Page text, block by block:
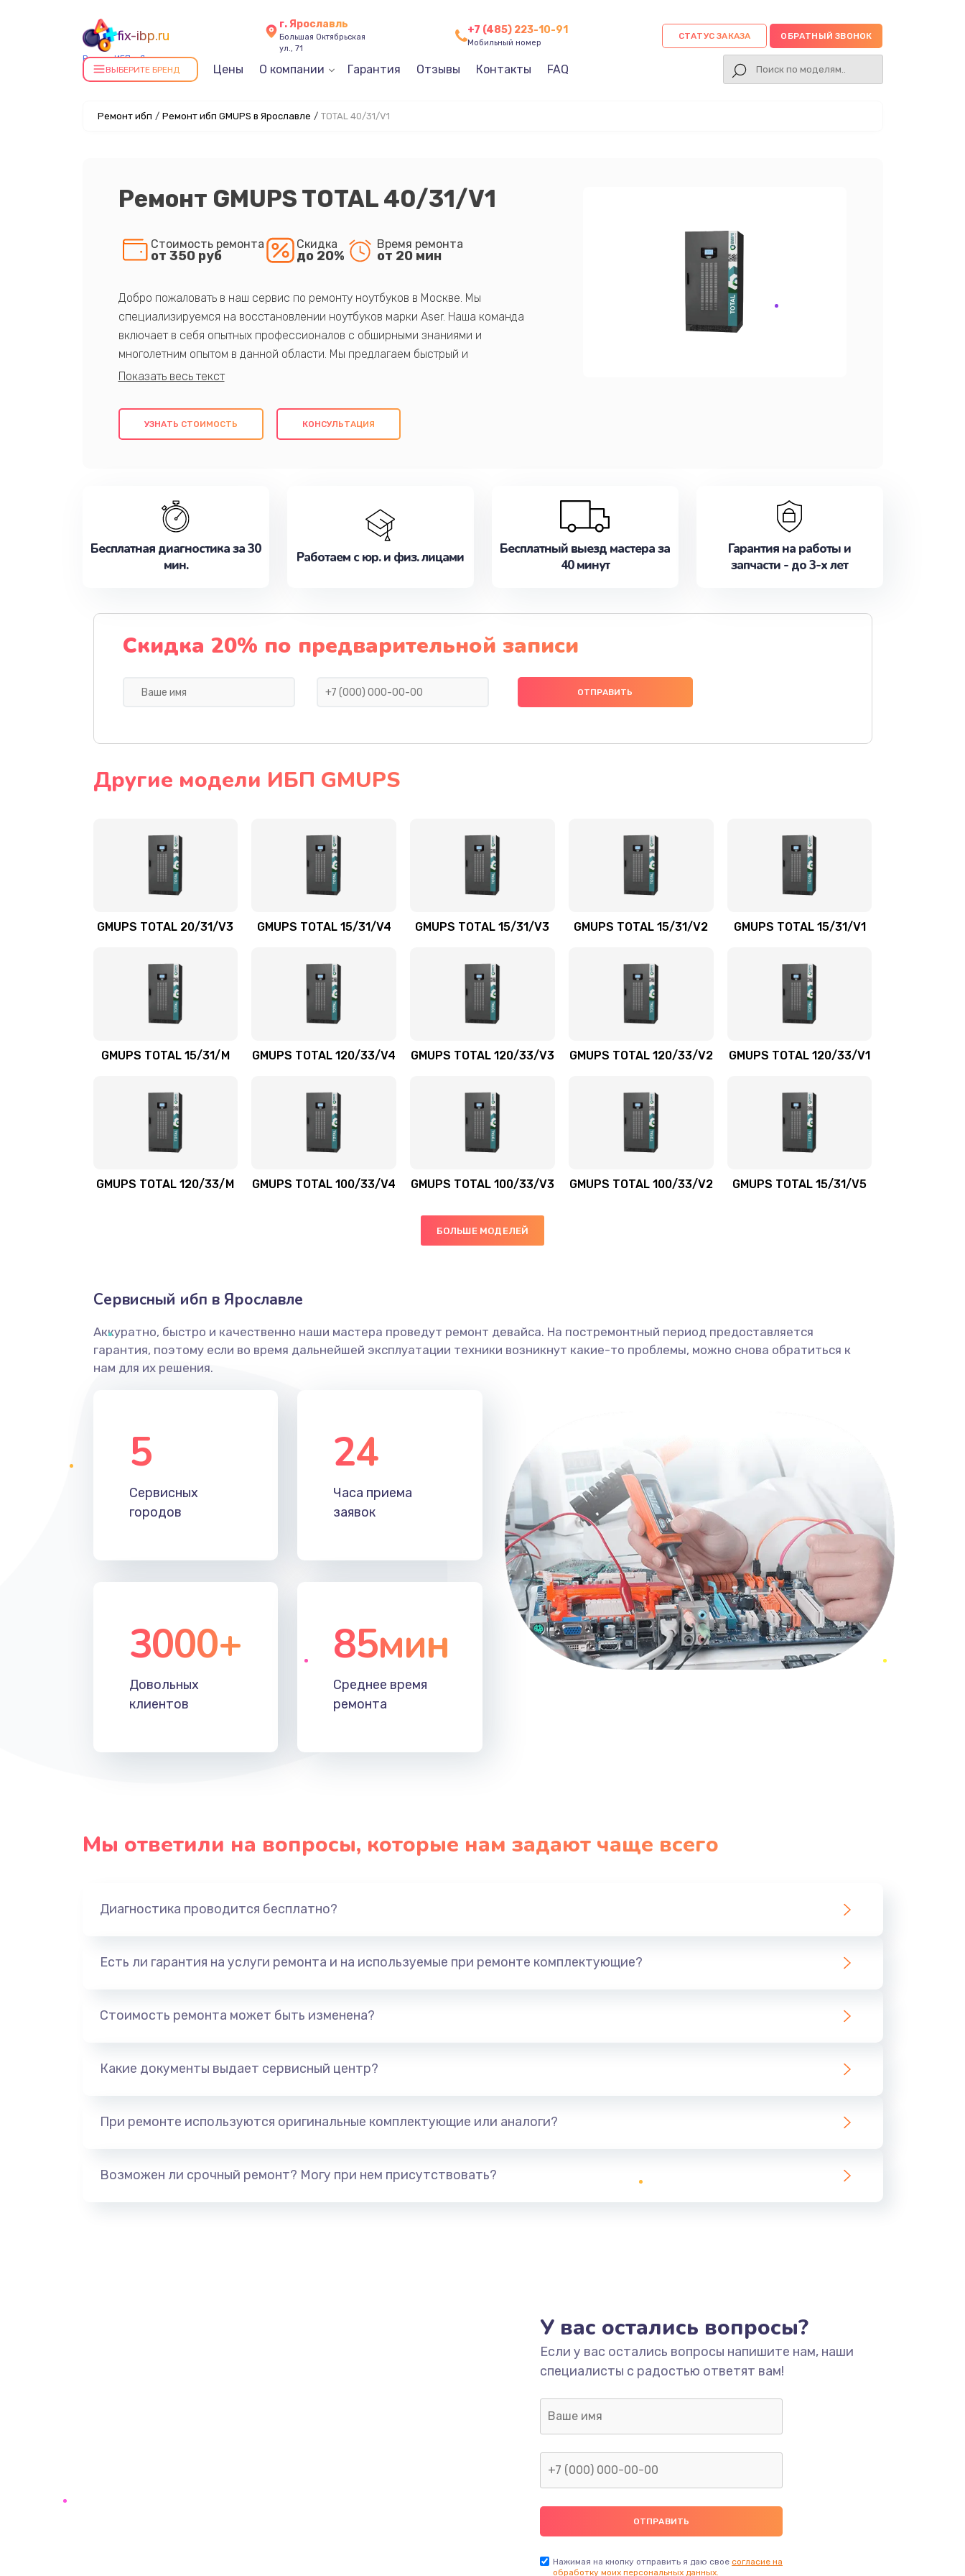
fix-ibp.ru
Ремонт ИБП в Ярославле
г. Ярославль
Большая Октябрьская
ул., 71
+7 (485) 223-10-91
Мобильный номер
СТАТУС ЗАКАЗА ОБРАТНЫЙ ЗВОНОК
ВЫБЕРИТЕ БРЕНД Цены О компании Гарантия Отзывы Контакты FAQ
Ремонт ибп / Ремонт ибп GMUPS в Ярославле / TOTAL 40/31/V1
Ремонт GMUPS TOTAL 40/31/V1
Стоимость ремонта
от 350 руб
Скидка
до 20%
Время ремонта
от 20 мин
Добро пожаловать в наш сервис по ремонту ноутбуков в Москве. Мы
специализируемся на восстановлении ноутбуков марки Aser. Наша команда
включает в себя опытных профессионалов с обширными знаниями и
многолетним опытом в данной области. Мы предлагаем быстрый и
качественный ремонт с использованием оригинальных компонентов, а также
клиентам надежное и профессиональное обслуживание, удовлетворяя их
потребности наилучшим образом. Не медлите записаться на ремонт уже
УЗНАТЬ СТОИМОСТЬ КОНСУЛЬТАЦИЯ
Бесплатная диагностика за 30
мин.
Работаем с юр. и физ. лицами
Бесплатный выезд мастера за
40 минут
Гарантия на работы и
запчасти - до 3-х лет
Скидка 20% по предварительной записи
Другие модели ИБП GMUPS
GMUPS TOTAL 20/31/V3 GMUPS TOTAL 15/31/V4 GMUPS TOTAL 15/31/V3 GMUPS TOTAL 15/31/V2 GMUPS TOTAL 15/31/V1
GMUPS TOTAL 15/31/M GMUPS TOTAL 120/33/V4 GMUPS TOTAL 120/33/V3 GMUPS TOTAL 120/33/V2 GMUPS TOTAL 120/33/V1
GMUPS TOTAL 120/33/M GMUPS TOTAL 100/33/V4 GMUPS TOTAL 100/33/V3 GMUPS TOTAL 100/33/V2 GMUPS TOTAL 15/31/V5
БОЛЬШЕ МОДЕЛЕЙ
Сервисный ибп в Ярославле
Аккуратно, быстро и качественно наши мастера проведут ремонт девайса. На постремонтный период предоставляется
гарантия, поэтому если во время дальнейшей эксплуатации техники возникнут какие-то проблемы, можно снова обратиться к
нам для их решения.
5
Сервисных
городов
24
Часа приема
заявок
3000+
Довольных
клиентов
85мин
Среднее время
ремонта
Мы ответили на вопросы, которые нам задают чаще всего
Диагностика проводится бесплатно?
Есть ли гарантия на услуги ремонта и на используемые при ремонте комплектующие?
Стоимость ремонта может быть изменена?
Какие документы выдает сервисный центр?
При ремонте используются оригинальные комплектующие или аналоги?
Возможен ли срочный ремонт? Могу при нем присутствовать?
У вас остались вопросы?
Если у вас остались вопросы напишите нам, наши
специалисты с радостью ответят вам!
Нажимая на кнопку отправить я даю свое согласие на
обработку моих персональных данных.